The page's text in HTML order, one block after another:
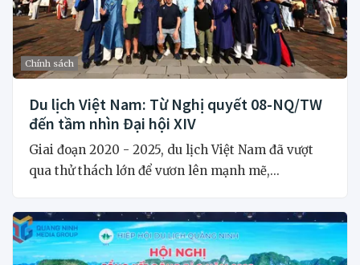
Chính sách
Du lịch Việt Nam: Từ Nghị quyết 08-NQ/TW
đến tầm nhìn Đại hội XIV
Giai đoạn 2020 - 2025, du lịch Việt Nam đã vượt
qua thử thách lớn để vươn lên mạnh mẽ,...